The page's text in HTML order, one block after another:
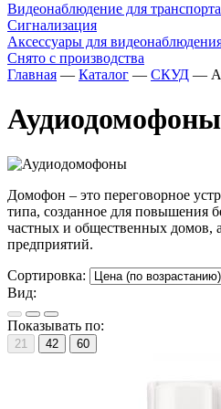
Видеонаблюдение для транспорта
Сигнализация
Аксессуары для
Снято с производства
Главная — Каталог — СКУД —
Аудиодомофоны
Домофон – это переговорное
типа, созданное для повышения
частных и общественных домов,
предприятий.
Сортировка:
Вид:
Показывать по:
21 42 60